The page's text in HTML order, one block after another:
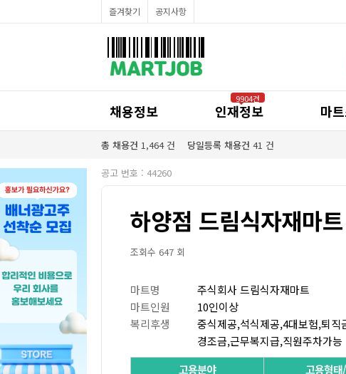
공산직원채용정보
농산/야채청과직원채용정보
수산직원채용정보
즐겨찾기 공지사항
채용정보 인재정보
9904건
마
총 채용건 1,464건 당일등록 채용건 41 건
공고 번호 : 44260
하양점 드림식자재마
조회수 647 회
마트명 주식회사 드림식자재마트
마트인원
10인이상
복리후생
중식제공,석식제공,4대보험,퇴
경조금,근무복지급,직원주차가능
고용분야
고용형태